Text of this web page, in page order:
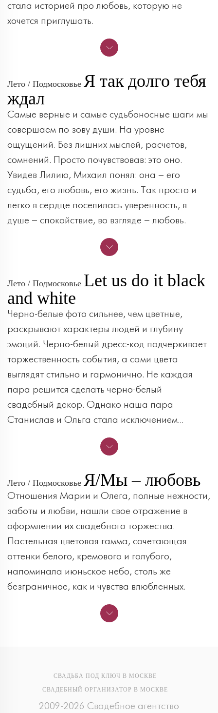
стала историей про любовь, которую не
хочется приглушать.
Лето / Подмосковье Я так долго тебя
ждал
Самые верные и самые судьбоносные шаги мы
совершаем по зову души. На уровне
ощущений. Без лишних мыслей, расчетов,
сомнений. Просто почувствовав: это оно.
Увидев Лилию, Михаил понял: она – его
судьба, его любовь, его жизнь. Так просто и
легко в сердце поселилась уверенность, в
душе – спокойствие, во взгляде – любовь.
Лето / Подмосковье Let us do it black
and white
Черно-белые фото сильнее, чем цветные,
раскрывают характеры людей и глубину
эмоций. Черно-белый дресс-код подчеркивает
торжественность события, а сами цвета
выглядят стильно и гармонично. Не каждая
пара решится сделать черно-белый
свадебный декор. Однако наша пара
Станислав и Ольга стала исключением...
Лето / Подмосковье Я/Мы – любовь
Отношения Марии и Олега, полные нежности,
заботы и любви, нашли свое отражение в
оформлении их свадебного торжества.
Пастельная цветовая гамма, сочетающая
оттенки белого, кремового и голубого,
напоминала июньское небо, столь же
безграничное, как и чувства влюбленных.
СВАДЬБА ПОД КЛЮЧ В МОСКВЕ
СВАДЕБНЫЙ ОРГАНИЗАТОР В МОСКВЕ
2009-2026 Свадебное агентство